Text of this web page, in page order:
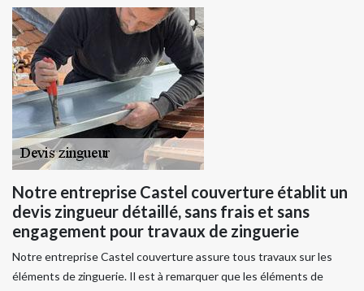
Notre entreprise Castel couverture établit un
devis zingueur détaillé, sans frais et sans
engagement pour travaux de zinguerie
Notre entreprise Castel couverture assure tous travaux sur les
éléments de zinguerie. Il est à remarquer que les éléments de